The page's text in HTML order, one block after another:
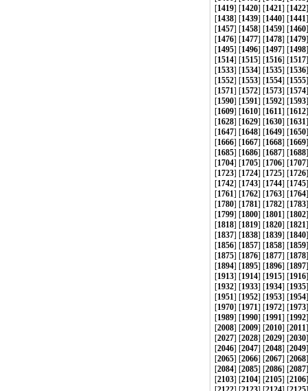
[1419] [1420] [1421] [1422
[1438] [1439] [1440] [1441
[1457] [1458] [1459] [1460
[1476] [1477] [1478] [1479
[1495] [1496] [1497] [1498
[1514] [1515] [1516] [1517
[1533] [1534] [1535] [1536
[1552] [1553] [1554] [1555
[1571] [1572] [1573] [1574
[1590] [1591] [1592] [1593
[1609] [1610] [1611] [1612
[1628] [1629] [1630] [1631
[1647] [1648] [1649] [1650
[1666] [1667] [1668] [1669
[1685] [1686] [1687] [1688
[1704] [1705] [1706] [1707
[1723] [1724] [1725] [1726
[1742] [1743] [1744] [1745
[1761] [1762] [1763] [1764
[1780] [1781] [1782] [1783
[1799] [1800] [1801] [1802
[1818] [1819] [1820] [1821
[1837] [1838] [1839] [1840
[1856] [1857] [1858] [1859
[1875] [1876] [1877] [1878
[1894] [1895] [1896] [1897
[1913] [1914] [1915] [1916
[1932] [1933] [1934] [1935
[1951] [1952] [1953] [1954
[1970] [1971] [1972] [1973
[1989] [1990] [1991] [1992
[2008] [2009] [2010] [2011
[2027] [2028] [2029] [2030
[2046] [2047] [2048] [2049
[2065] [2066] [2067] [2068
[2084] [2085] [2086] [2087
[2103] [2104] [2105] [2106